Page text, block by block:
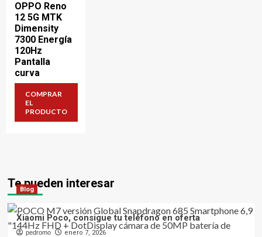
OPPO Reno
12 5G MTK
Dimensity
7300 Energía
120Hz
Pantalla
curva
COMPRAR
EL
PRODUCTO
Te pueden interesar
Blog
Xiaomi Poco, consigue tu teléfono en oferta
pedromo enero 7, 2026